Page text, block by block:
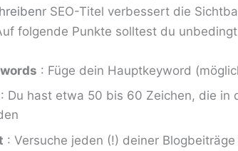
r SEO-Titel verbessert die
folgende Punkte solltest du
: Füge dein Hauptkeyword
: Du hast etwa 50 bis 60 Zeichen, die in
: Versuche jeden (!) deiner